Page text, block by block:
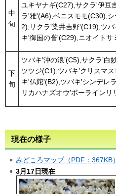
中
旬
ユキヤナギ(C27),サクラ'伊豆
ラ'雅'(A6),ベニスモモ(C30),
2),サクラ'染井吉野'(C19),ツ
キ'御国の誉'(C29),ニオイトサ
下
旬
ツバキ’沖の浪’(C5),サクラ’白
ツツジ(C1),ツバキ’クリスマ
キ'仏陀'(B2),ツバキ'シンデレ
リカハナズオウ'ポーライン
現在の様子
みどころマップ（PDF：367KB）
3月17日現在